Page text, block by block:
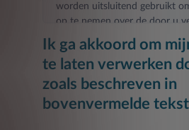
worden uitsluitend gebruikt
op te nemen over de door u
aanvraag.
Het verstrekken van de
voor de in dit punt genoemde
noodzakelijk voor het contact
aangevraagd en elke weigering
Ik ga akkoord om
te laten verwerken
zoals beschreven in
bovenvermelde tekst